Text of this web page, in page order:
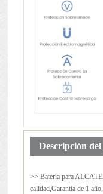
Descripción
>> Batería para
calidad,Garantía de 1